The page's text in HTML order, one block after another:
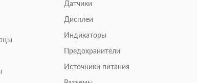
Датчики
Дисплеи
Индикаторы
Предохранители
Источники питания